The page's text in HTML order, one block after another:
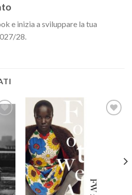
e inizia a sviluppare la tua
28.
to